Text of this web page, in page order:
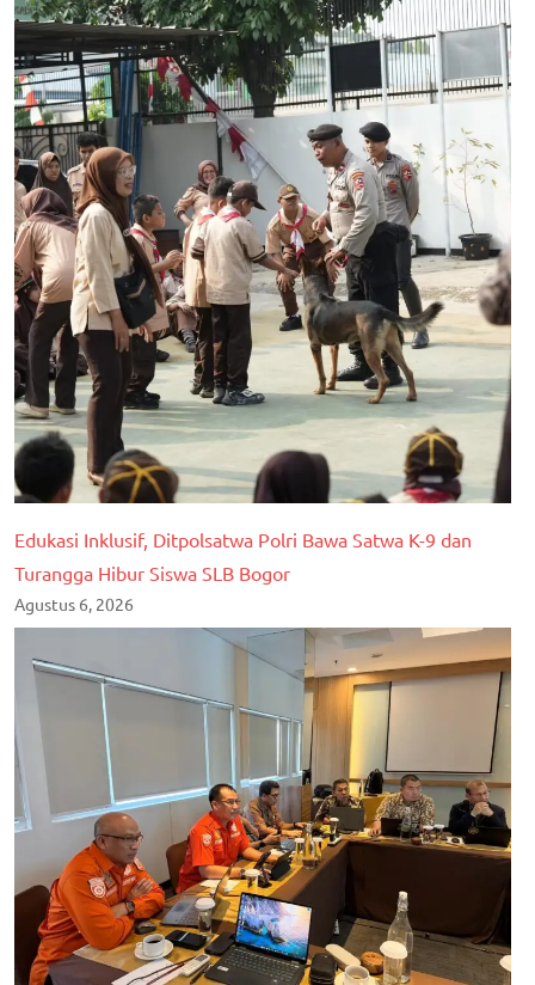
Edukasi Inklusif, Ditpolsatwa Polri Bawa Satwa K-9 dan
Turangga Hibur Siswa SLB Bogor
Agustus 6, 2026